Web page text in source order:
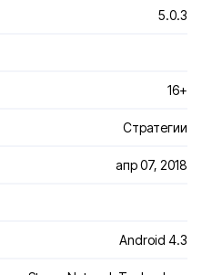
5.0.3
16+
Стратегии
апр 07, 2018
Android 4.3